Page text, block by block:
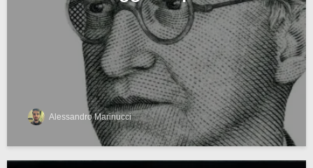
Alessandro Marinucci